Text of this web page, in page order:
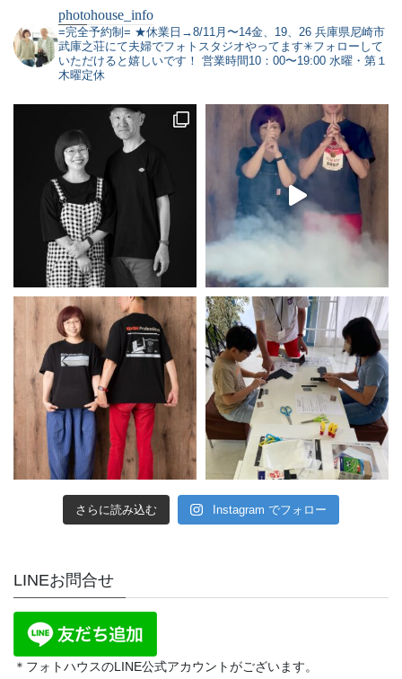
photohouse_info
=完全予約制= ★休業日→8/11月〜14金、19、26 兵庫県尼崎市
武庫之荘にて夫婦でフォトスタジオやってます✳︎フォローして
いただけると嬉しいです！ 営業時間10：00〜19:00 水曜・第１
木曜定休
さらに読み込む Instagram でフォロー
LINEお問合せ
＊フォトハウスのLINE公式アカウントがございます。